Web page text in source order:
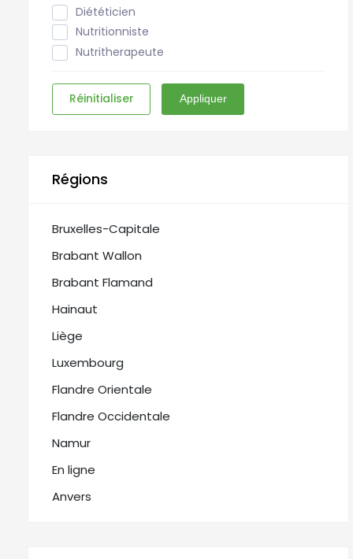
Diététicien
Nutritionniste
Nutritherapeute
Réinitialiser Appliquer
Régions
Bruxelles-Capitale
Brabant Wallon
Brabant Flamand
Hainaut
Liège
Luxembourg
Flandre Orientale
Flandre Occidentale
Namur
En ligne
Anvers